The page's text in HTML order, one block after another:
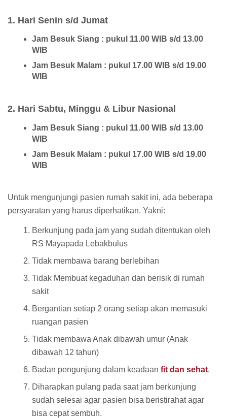
1. Hari Senin s/d Jumat
Jam Besuk Siang : pukul 11.00 WIB s/d 13.00
WIB
Jam Besuk Malam : pukul 17.00 WIB s/d 19.00
WIB
2. Hari Sabtu, Minggu & Libur Nasional
Jam Besuk Siang : pukul 11.00 WIB s/d 13.00
WIB
Jam Besuk Malam : pukul 17.00 WIB s/d 19.00
WIB
Untuk mengunjungi pasien rumah sakit ini, ada beberapa
persyaratan yang harus diperhatikan. Yakni:
Berkunjung pada jam yang sudah ditentukan oleh
RS Mayapada Lebakbulus
Tidak membawa barang berlebihan
Tidak Membuat kegaduhan dan berisik di rumah
sakit
Bergantian setiap 2 orang setiap akan memasuki
ruangan pasien
Tidak membawa Anak dibawah umur (Anak
dibawah 12 tahun)
Badan pengunjung dalam keadaan fit dan sehat.
Diharapkan pulang pada saat jam berkunjung
sudah selesai agar pasien bisa beristirahat agar
bisa cepat sembuh.